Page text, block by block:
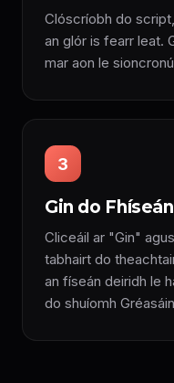
Clóscríobh do
an glór is fearr leat.
mar aon le
3
Gin do Fhíseán
Cliceáil ar "Gin"
tabhairt do
an físeán deiridh le
do shuíomh